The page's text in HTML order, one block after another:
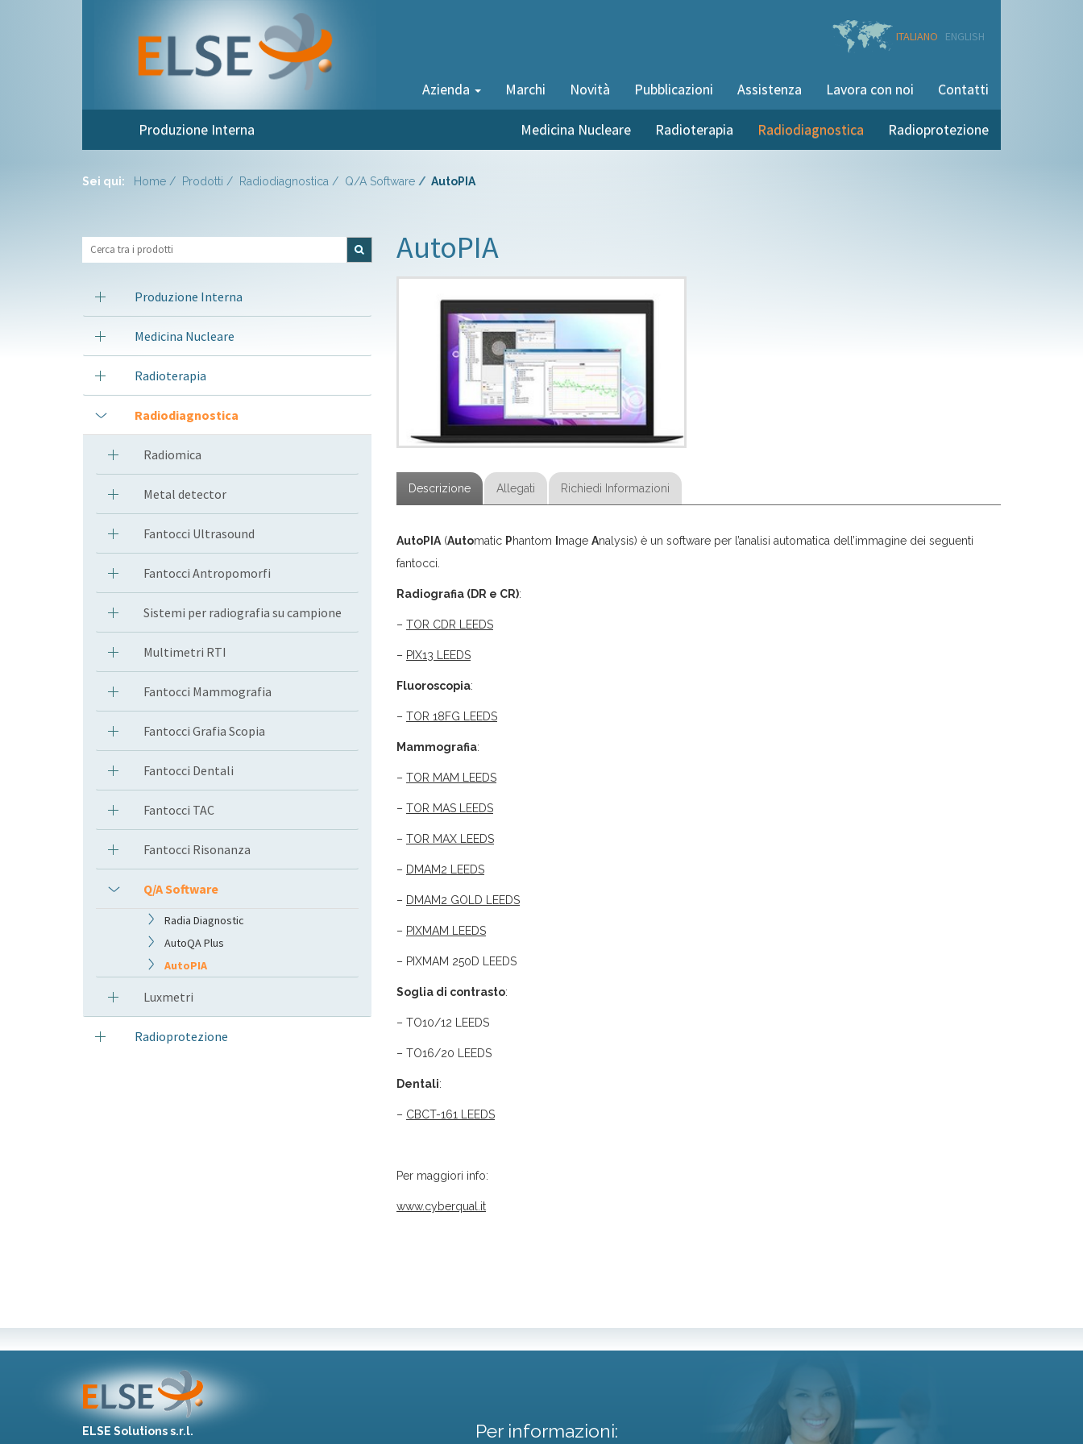
ITALIANO ENGLISH
Azienda Marchi Novità Pubblicazioni Assistenza Lavora con noi Contatti
Produzione Interna Radioprotezione
Radiodiagnostica
Radioterapia
Medicina Nucleare
Sei qui: Home Prodotti Radiodiagnostica Q/A Software AutoPIA
Produzione Interna
Medicina Nucleare
Radioterapia
Radiodiagnostica
Radiomica
Metal detector
Fantocci Ultrasound
Fantocci Antropomorfi
Sistemi per radiografia su campione
Multimetri RTI
Fantocci Mammografia
Fantocci Grafia Scopia
Fantocci Dentali
Fantocci TAC
Fantocci Risonanza
Q/A Software
Radia Diagnostic
AutoQA Plus
AutoPIA
Luxmetri
Radioprotezione
AutoPIA
Descrizione Allegati Richiedi Informazioni
AutoPIA (Automatic Phantom mage Analysis) è un software per l’analisi automatica dell’immagine dei seguenti
fantocci.
Radiografia (DR e CR):
– TOR CDR LEEDS
– PIX13 LEEDS
Fluoroscopia:
– TOR 18FG LEEDS
Mammografia:
– TOR MAM LEEDS
– TOR MAS LEEDS
– TOR MAX LEEDS
– DMAM2 LEEDS
– DMAM2 GOLD LEEDS
– PIXMAM LEEDS
– PIXMAM 250D LEEDS
Soglia di contrasto:
– TO10/12 LEEDS
– TO16/20 LEEDS
Dentali:
– CBCT-161 LEEDS
Per maggiori info:
www.cyberqual.it
ELSE Solutions s.r.l.
Per informazioni: